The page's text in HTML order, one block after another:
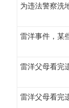
为违法警察洗
雷洋事件，某
雷洋父母看完
雷洋父母看完